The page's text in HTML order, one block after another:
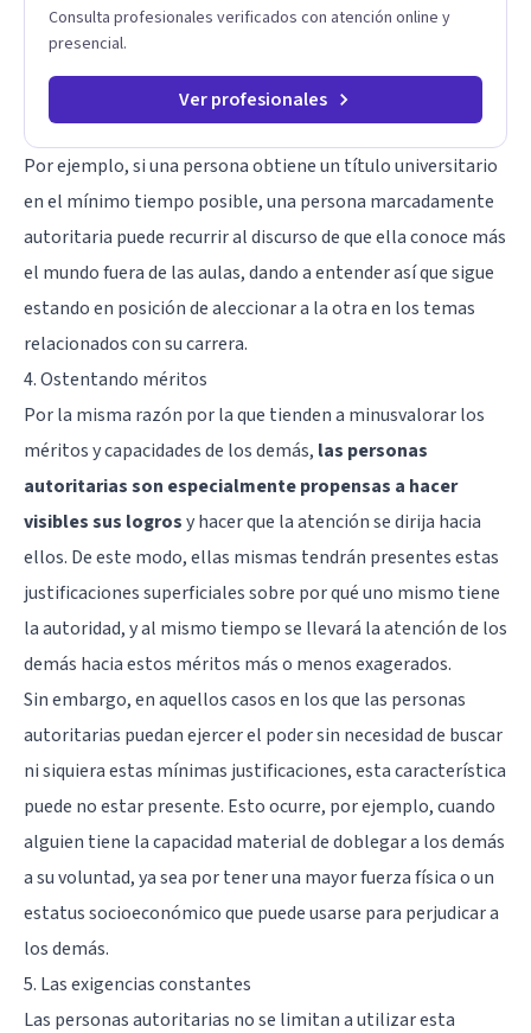
Consulta profesionales verificados con atención online y
presencial.
Ver profesionales
Por ejemplo, si una persona obtiene un título universitario
en el mínimo tiempo posible, una persona marcadamente
autoritaria puede recurrir al discurso de que ella conoce más
el mundo fuera de las aulas, dando a entender así que sigue
estando en posición de aleccionar a la otra en los temas
relacionados con su carrera.
4. Ostentando méritos
Por la misma razón por la que tienden a minusvalorar los
méritos y capacidades de los demás, las personas
autoritarias son especialmente propensas a hacer
visibles sus logrosy hacer que la atención se dirija hacia
ellos. De este modo, ellas mismas tendrán presentes estas
justificaciones superficiales sobre por qué uno mismo tiene
la autoridad, y al mismo tiempo se llevará la atención de los
demás hacia estos méritos más o menos exagerados.
Sin embargo, en aquellos casos en los que las personas
autoritarias puedan ejercer el poder sin necesidad de buscar
ni siquiera estas mínimas justificaciones, esta característica
puede no estar presente. Esto ocurre, por ejemplo, cuando
alguien tiene la capacidad material de doblegar a los demás
a su voluntad, ya sea por tener una mayor fuerza física o un
estatus socioeconómico que puede usarse para perjudicar a
los demás.
5. Las exigencias constantes
Las personas autoritarias no se limitan a utilizar esta